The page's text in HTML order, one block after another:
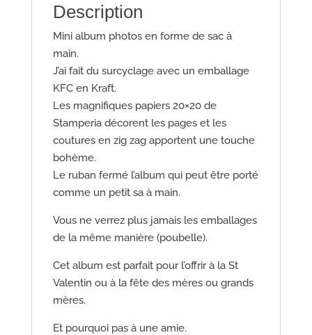
Description
Minialbum photos en forme de sac à
main.
J’ai fait du surcyclage avec un emballage
KFC en Kraft.
Les magnifiques papiers 20×20 de
Stamperia décorent les pages et les
coutures en zig zag apportent une touche
bohème.
Le ruban fermé l’album qui peut être porté
comme un petit sa à main.
Vous ne verrez plus jamais les emballages
de la même manière (poubelle).
Cet album est parfait pour l’offrir à la St
Valentin ou à la fête des mères ou grands
mères.
Et pourquoi pas à une amie.